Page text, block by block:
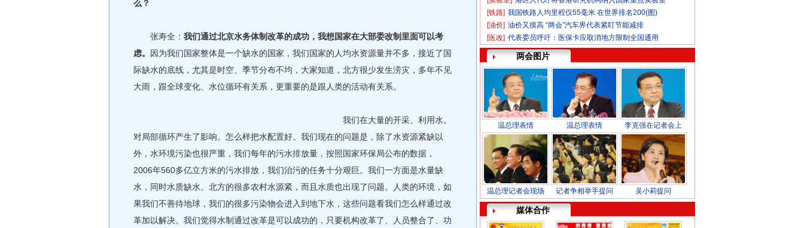
么？
张寿全： 我们通过北京水务体制改革的成功，我想国家在大部委改制里面可以考
虑。 因为我们国家整体是一个缺水的国家，我们国家的人均水资源量并不多，接近了国
际缺水的底线，尤其是时空、季节分布不均，大家知道，北方很少发生涝灾，多年不见
大雨，跟全球变化、水位循环有关系，更重要的是跟人类的活动有关系。
我们在大量的开采、利用水。
对局部循环产生了影响。怎么样把水配置好。我们现在的问题是，除了水资源紧缺以
外，水环境污染也很严重，我们每年的污水排放量，按照国家环保局公布的数据，
2006年560多亿立方米的污水排放，我们治污的任务十分艰巨。我们一方面是水量缺
水，同时水质缺水。北方的很多农村水源紧，而且水质也出现了问题。人类的环境，如
果我们不善待地球，我们的很多污染物会进入到地下水，这些问题看我们怎么样通过改
革加以解决。我们觉得水制通过改革是可以成功的，只要机构改革了、人员整合了、功
[铁路] 我国铁路人均里程仅55毫米 在世界排名200(图)
[油价] 油价又摸高 “两会”汽车界代表紧盯节能减排
[医改] 代表委员呼吁：医保卡应取消地方限制全国通用
两会图片
温总理表情 温总理表情 李克强在记者会上
温总理记者会现场 记者争相举手提问 吴小莉提问
媒体合作